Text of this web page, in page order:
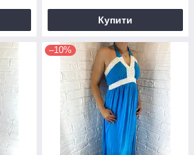
Купити
–10%